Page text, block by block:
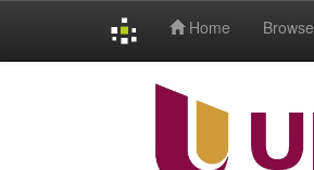
Home Browse